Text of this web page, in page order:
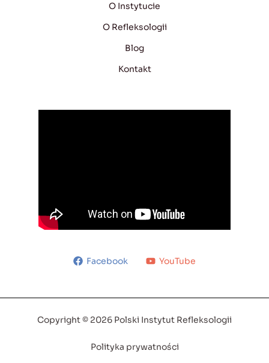
O Instytucie
O Refleksologii
Blog
Kontakt
Facebook YouTube
Copyright © 2026 Polski Instytut Refleksologii
Polityka prywatności